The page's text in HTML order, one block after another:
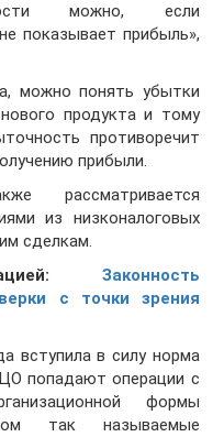
можно, если
показывает прибыль»,
можно понять убытки
продукта и тому
противоречит
прибыли.
рассматривается
из низконалоговых
сделкам.
Законность
с точки зрения
вступила в силу норма
попадают операции с
формы
так называемые